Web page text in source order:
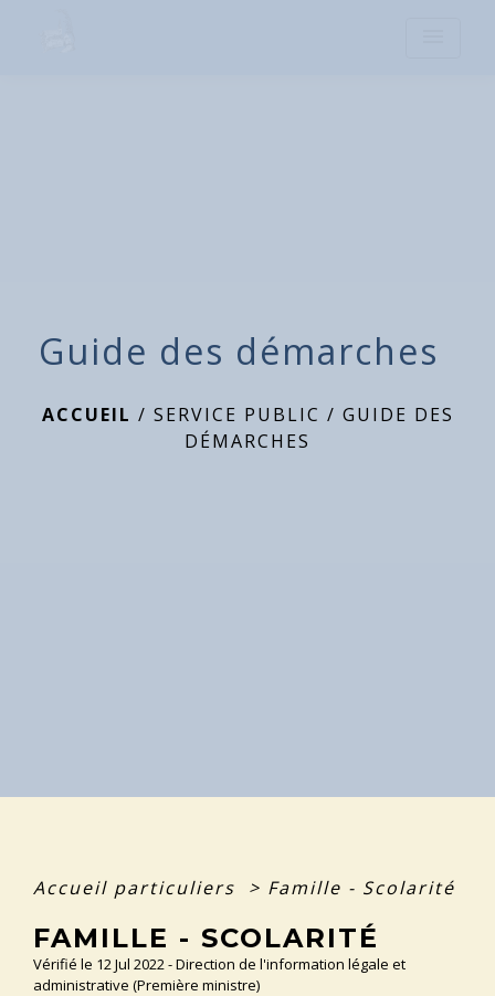
Guide des démarches
ACCUEIL / SERVICE PUBLIC / GUIDE DES
DÉMARCHES
Accueil particuliers > Famille - Scolarité
FAMILLE - SCOLARITÉ
Vérifié le 12 Jul 2022 - Direction de l'information légale et
administrative (Première ministre)